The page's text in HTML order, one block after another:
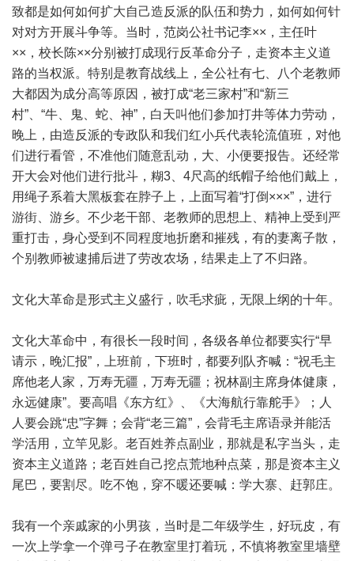
致都是如何如何扩大自己造反派的队伍和势力，如何如何针
对对方开展斗争等。当时，范岗公社书记李××，主任叶
××，校长陈××分别被打成现行反革命分子，走资本主义道
路的当权派。特别是教育战线上，全公社有七、八个老教师
大都因为成分高等原因，被打成“老三家村”和“新三
村”、“牛、鬼、蛇、神”，白天叫他们参加打井等体力劳动，
晚上，由造反派的专政队和我们红小兵代表轮流值班，对他
们进行看管，不准他们随意乱动，大、小便要报告。还经常
开大会对他们进行批斗，糊3、4尺高的纸帽子给他们戴上，
用绳子系着大黑板套在脖子上，上面写着“打倒×××”，进行
游街、游乡。不少老干部、老教师的思想上、精神上受到严
重打击，身心受到不同程度地折磨和摧残，有的妻离子散，
个别教师被逮捕后进了劳改农场，结果走上了不归路。
文化大革命是形式主义盛行，吹毛求疵，无限上纲的十年。
文化大革命中，有很长一段时间，各级各单位都要实行“早
请示，晚汇报”，上班前，下班时，都要列队齐喊：“祝毛主
席他老人家，万寿无疆，万寿无疆；祝林副主席身体健康，
永远健康”。要高唱《东方红》、《大海航行靠舵手》；人
人要会跳“忠”字舞；会背“老三篇”，会背毛主席语录并能活
学活用，立竿见影。老百姓养点副业，那就是私字当头，走
资本主义道路；老百姓自己挖点荒地种点菜，那是资本主义
尾巴，要割尽。吃不饱，穿不暖还要喊：学大寨、赶郭庄。
我有一个亲戚家的小男孩，当时是二年级学生，好玩皮，有
一次上学拿一个弹弓子在教室里打着玩，不慎将教室里墙壁